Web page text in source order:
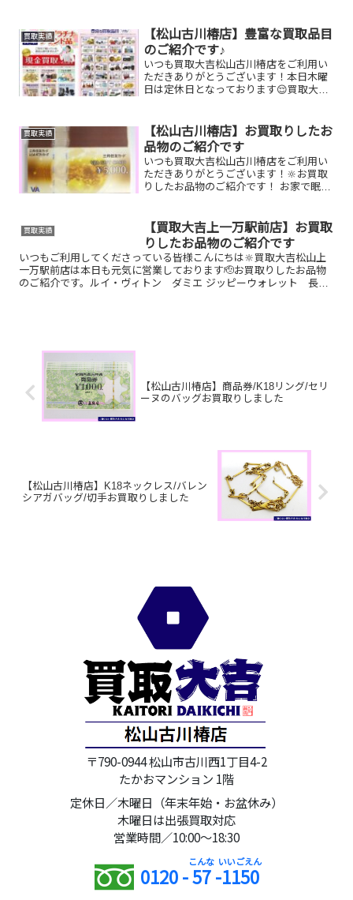
トカード K18リング
楽山焼お家で眠っ...
買取実績
【松山古川椿店】豊富な買取品目
のご紹介です♪
いつも買取大吉松山古川椿店をご利用い
ただきありがとうございます！本日木曜
日は定休日となっております😌買取大吉
ー、時計etc.はもちろん、他店で断られ
たものや、片手でお持ちい...
買取実績
【松山古川椿店】お買取りしたお
品物のご紹介です
いつも買取大吉松山古川椿店をご利用い
ただきありがとうございます！🔆お買取
りしたお品物のご紹介です！ お家で眠っ
定させてください！🤗さらに！現在イベ
ント開催中です！🎊日頃...
買取実績
【買取大吉上一万駅前店】お買取
りしたお品物のご紹介です
いつもご利用してくださっている皆様こんにちは🔆買取大吉松山上
一万駅前店は本日も元気に営業しております🫡お買取りしたお品物
のご紹介です。ルイ・ヴィトン ダミエ ジッピーウォレット 長財
【松山古川椿店】商品券/K18リング/セリ
ーヌのバッグお買取りしました
【松山古川椿店】K18ネックレス/バレン
シアガバッグ/切手お買取りしました
〒790-0944 松山市古川西1丁目4-2
たかおマンション 1階
定休日／木曜日（年末年始・お盆休み）
木曜日は出張買取対応
営業時間／10:00～18:30
0120 -57-1150